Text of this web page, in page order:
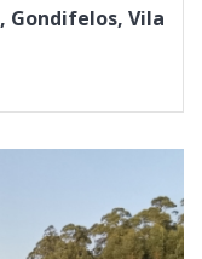
Gondifelos, Vila